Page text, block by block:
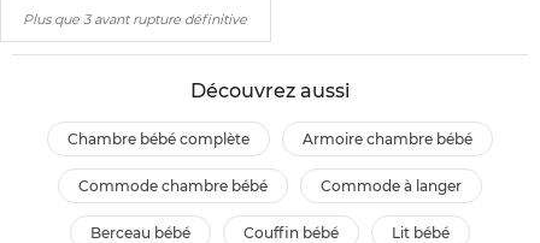
Plus que 3 avant rupture définitive
Découvrez aussi
chambre bébé complète armoire chambre bébé
commode chambre bébé commode à langer
berceau bébé couffin bébé lit bébé